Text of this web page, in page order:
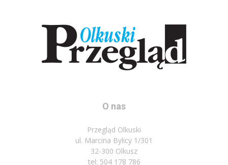
O nas
Przegląd Olkuski
ul. Marcina Bylicy 1/301
32-300 Olkusz
tel: 504 178 786